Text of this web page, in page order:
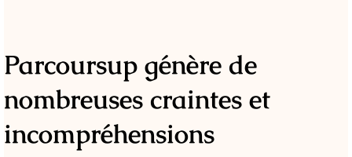
Parcoursup génère de
nombreuses craintes et
incompréhensions